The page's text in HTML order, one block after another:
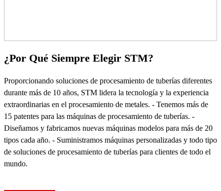
¿Por Qué Siempre Elegir STM?
Proporcionando soluciones de procesamiento de tuberías diferentes
durante más de 10 años, STM lidera la tecnología y la experiencia
extraordinarias en el procesamiento de metales. - Tenemos más de
15 patentes para las máquinas de procesamiento de tuberías. -
Diseñamos y fabricamos nuevas máquinas modelos para más de 20
tipos cada año. - Suministramos máquinas personalizadas y todo tipo
de soluciones de procesamiento de tuberías para clientes de todo el
mundo.